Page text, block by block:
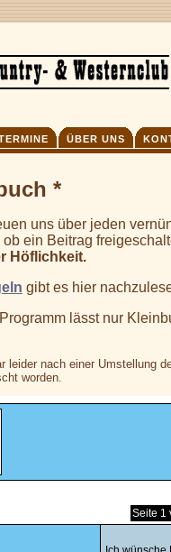
ÜBER UNS
*
uns über jeden
ob ein Beitrag
Höflichkeit.
gibt es hier
lässt nur
leider nach einer Umstellung
worden.